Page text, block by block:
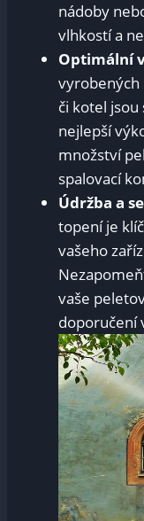
nádoby
vlhkostí a
Optimální
vyrobených
či kotel
nejlepší
množství
spalovací
Údržba a
topení je
vašeho
vaše
doporučení